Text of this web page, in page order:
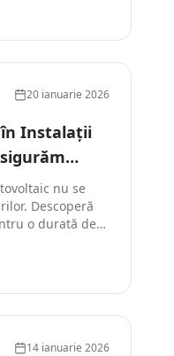
20 ianuarie 2026
Instalații
Ani?nu se
Descoperă
o durată de
14 ianuarie 2026